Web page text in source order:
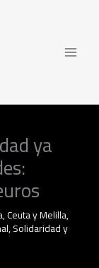
ya
,Ceuta y Melilla,
,Solidaridad y